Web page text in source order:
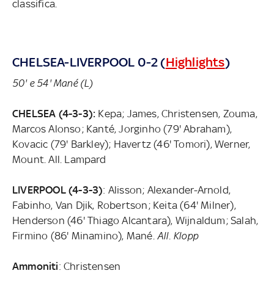
classifica.
CHELSEA-LIVERPOOL 0-2 (Highlights)
50' e 54' Mané (L)
CHELSEA (4-3-3): Kepa; James, Christensen, Zouma,
Marcos Alonso; Kanté, Jorginho (79' Abraham),
Kovacic (79' Barkley); Havertz (46' Tomori), Werner,
Mount. All. Lampard
LIVERPOOL (4-3-3): Alisson; Alexander-Arnold,
Fabinho, Van Djik, Robertson; Keita (64' Milner),
Henderson (46' Thiago Alcantara), Wijnaldum; Salah,
Firmino (86' Minamino), Mané. All. Klopp
Ammoniti: Christensen